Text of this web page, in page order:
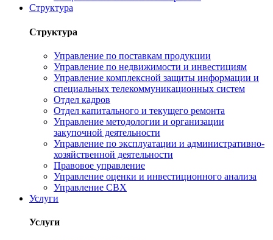
Структура
Структура
Управление по поставкам продукции
Управление по недвижимости и инвестициям
Управление комплексной защиты информации и
специальных телекоммуникационных систем
Отдел кадров
Отдел капитального и текущего ремонта
Управление методологии и организации
закупочной деятельности
Управление по эксплуатации и административно-
хозяйственной деятельности
Правовое управление
Управление оценки и инвестиционного анализа
Управление СВХ
Услуги
Услуги